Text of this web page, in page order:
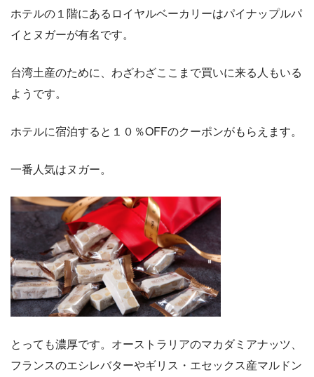
ホテルの１階にあるロイヤルベーカリーはパイナップルパ
イとヌガーが有名です。
台湾土産のために、わざわざここまで買いに来る人もいる
ようです。
ホテルに宿泊すると１０％OFFのクーポンがもらえます。
一番人気はヌガー。
とっても濃厚です。オーストラリアのマカダミアナッツ、
フランスのエシレバターやギリス・エセックス産マルドン